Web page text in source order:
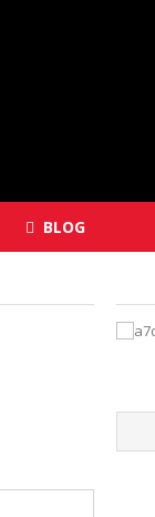
BLOG